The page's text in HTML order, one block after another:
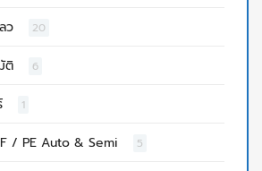
ว 20
ติ 6
1
/ PE Auto & Semi 5